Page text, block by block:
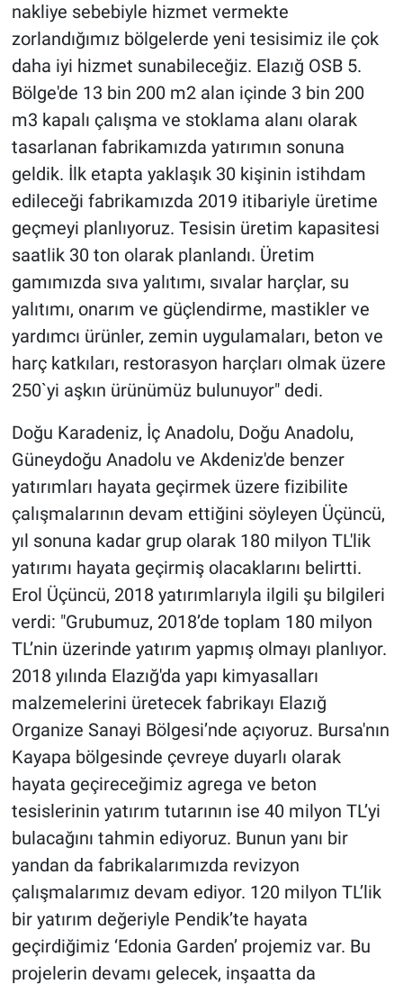
nakliye sebebiyle hizmet vermekte
zorlandığımız bölgelerde yeni tesisimiz ile çok
daha iyi hizmet sunabileceğiz. Elazığ OSB 5.
Bölge'de 13 bin 200 m2 alan içinde 3 bin 200
m3 kapalı çalışma ve stoklama alanı olarak
tasarlanan fabrikamızda yatırımın sonuna
geldik. İlk etapta yaklaşık 30 kişinin istihdam
edileceği fabrikamızda 2019 itibariyle üretime
geçmeyi planlıyoruz. Tesisin üretim kapasitesi
saatlik 30 ton olarak planlandı. Üretim
gamımızda sıva yalıtımı, sıvalar harçlar, su
yalıtımı, onarım ve güçlendirme, mastikler ve
yardımcı ürünler, zemin uygulamaları, beton ve
harç katkıları, restorasyon harçları olmak üzere
250`yi aşkın ürünümüz bulunuyor" dedi.
Doğu Karadeniz, İç Anadolu, Doğu Anadolu,
Güneydoğu Anadolu ve Akdeniz'de benzer
yatırımları hayata geçirmek üzere fizibilite
çalışmalarının devam ettiğini söyleyen Üçüncü,
yıl sonuna kadar grup olarak 180 milyon TL'lik
yatırımı hayata geçirmiş olacaklarını belirtti.
Erol Üçüncü, 2018 yatırımlarıyla ilgili şu bilgileri
verdi: "Grubumuz, 2018’de toplam 180 milyon
TL’nin üzerinde yatırım yapmış olmayı planlıyor.
2018 yılında Elazığ'da yapı kimyasalları
malzemelerini üretecek fabrikayı Elazığ
Organize Sanayi Bölgesi’nde açıyoruz. Bursa'nın
Kayapa bölgesinde çevreye duyarlı olarak
hayata geçireceğimiz agrega ve beton
tesislerinin yatırım tutarının ise 40 milyon TL’yi
bulacağını tahmin ediyoruz. Bunun yanı bir
yandan da fabrikalarımızda revizyon
çalışmalarımız devam ediyor. 120 milyon TL’lik
bir yatırım değeriyle Pendik’te hayata
geçirdiğimiz ‘Edonia Garden’ projemiz var. Bu
projelerin devamı gelecek, inşaatta da